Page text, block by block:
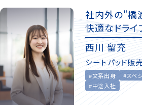
社内外の"橋
快適なドライ
西川 留充
シートパッド販
#文系出身
#スペ
#中途入社